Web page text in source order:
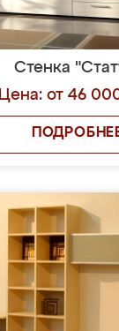
Стенка
Цена: от 46